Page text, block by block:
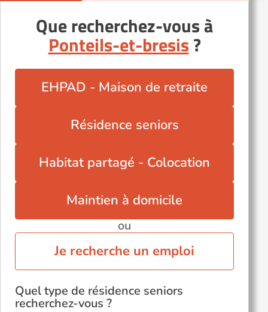
Milhaud (30540)
Nîmes (30000)
Pont-Saint-Esprit (30130)
Saint-Hippolyte-du-Fort (30170)
Uzès (30700)
Vergèze (30310)
Que recherchez-vous à
Ponteils-et-bresis?
EHPAD - Maison de retraite
Résidence seniors
Habitat partagé - Colocation
Maintien à domicile
ou
Je recherche un emploi
Quel type de résidence seniors
recherchez-vous ?